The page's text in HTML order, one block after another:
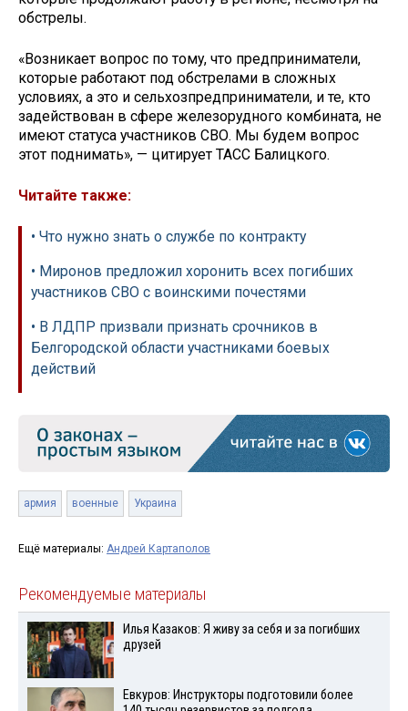
обстрелы.
«Возникает вопрос по тому, что предприниматели,
которые работают под обстрелами в сложных
условиях, а это и сельхозпредприниматели, и те, кто
задействован в сфере железорудного комбината, не
имеют статуса участников СВО. Мы будем вопрос
этот поднимать», — цитирует ТАСС Балицкого.
Читайте также:
• Что нужно знать о службе по контракту
• Миронов предложил хоронить всех погибших
участников СВО с воинскими почестями
• В ЛДПР призвали признать срочников в
Белгородской области участниками боевых
действий
армия военные Украина
Ещё материалы: Андрей Картаполов
Рекомендуемые материалы
Илья Казаков: Я живу за себя и за погибших
друзей
Евкуров: Инструкторы подготовили более